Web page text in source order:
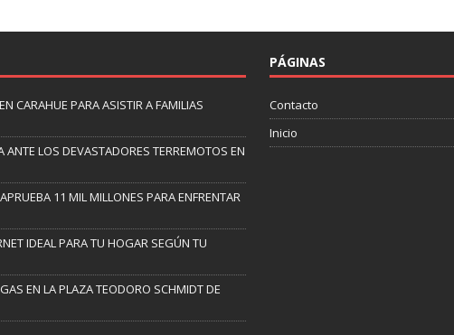
CARAHUE PARA ASISTIR A FAMILIAS
ANTE LOS DEVASTADORES TERREMOTOS EN
11 MIL MILLONES PARA ENFRENTAR
IDEAL PARA TU HOGAR SEGÚN TU
EN LA PLAZA TEODORO SCHMIDT DE
PÁGINAS
Contacto
Inicio